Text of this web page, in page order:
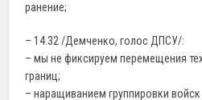
ранение;
– 14.32 /Демченко, голос ДПСУ/:
– мы не фиксируем перемещения
границ;
– наращиванием группировки